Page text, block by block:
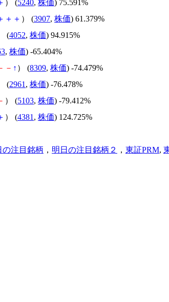
） (5240, 株価) 75.591%
＋ ＋ ） (3907, 株価) 61.379%
(4052, 株価) 94.915%
, 株価) -65.404%
－ ↑ ） (8309, 株価) -74.479%
(2961 , 株価) -76.478%
） (5103, 株価) -79.412%
） (4381 , 株価) 124.725%
の注目銘柄 ， 明日の注目銘柄２ ， 東証PRM,